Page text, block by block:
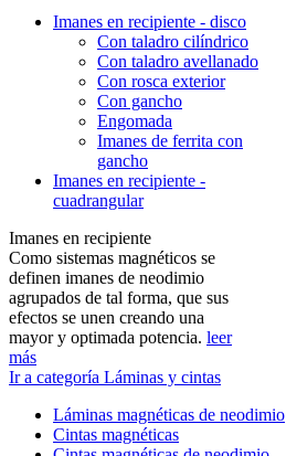
Imanes en recipiente - disco
Con taladro cilíndrico
Con taladro avellanado
Con rosca exterior
Con gancho
Engomada
Imanes de ferrita con
gancho
Imanes en recipiente -
cuadrangular
Imanes en recipiente
Como sistemas magnéticos se
definen imanes de neodimio
agrupados de tal forma, que sus
efectos se unen creando una
mayor y optimada potencia. leer
más
Ir a categoría Láminas y cintas
Láminas magnéticas de neodimio
Cintas magnéticas